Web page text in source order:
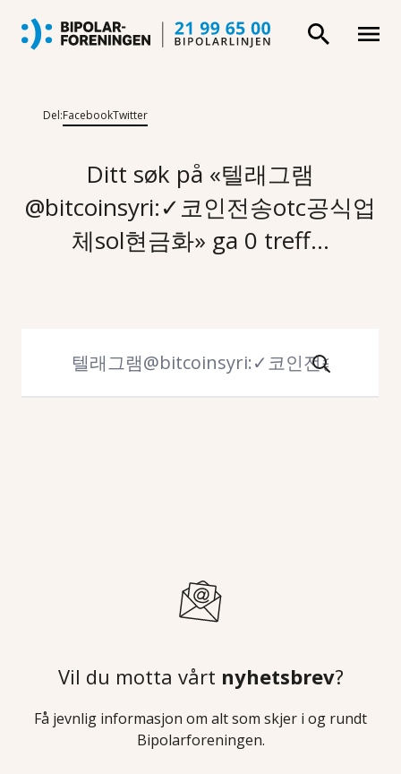
Del:FacebookTwitter
Ditt søk på «텔래그램
@bitcoinsyri:✓코인전송otc공식업
체sol현금화» ga 0 treff...
Vil du motta vårt nyhetsbrev?
Få jevnlig informasjon om alt som skjer i og rundt
Bipolarforeningen.